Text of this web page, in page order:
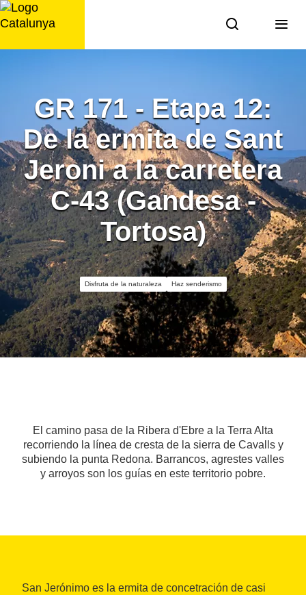
Saltar
al
GR 171 - Etapa 12:
De la ermita de Sant
Jeroni a la carretera
C-43 (Gandesa -
Tortosa)
Disfruta de la naturaleza Haz senderismo
El camino pasa de la Ribera d'Ebre a la Terra Alta
recorriendo la línea de cresta de la sierra de Cavalls y
subiendo la punta Redona. Barrancos, agrestes valles
y arroyos son los guías en este territorio pobre.
San Jerónimo es la ermita de concetración de casi